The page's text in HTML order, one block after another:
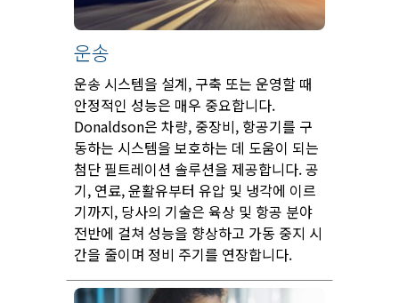
운송
운송 시스템을 설계, 구축 또는 운영할 때
안정적인 성능은 매우 중요합니다.
Donaldson은 차량, 중장비, 항공기를 구
동하는 시스템을 보호하는 데 도움이 되는
첨단 필트레이션 솔루션을 제공합니다. 공
기, 연료, 윤활유부터 유압 및 냉각에 이르
기까지, 당사의 기술은 육상 및 항공 분야
전반에 걸쳐 성능을 향상하고 가동 중지 시
간을 줄이며 정비 주기를 연장합니다.